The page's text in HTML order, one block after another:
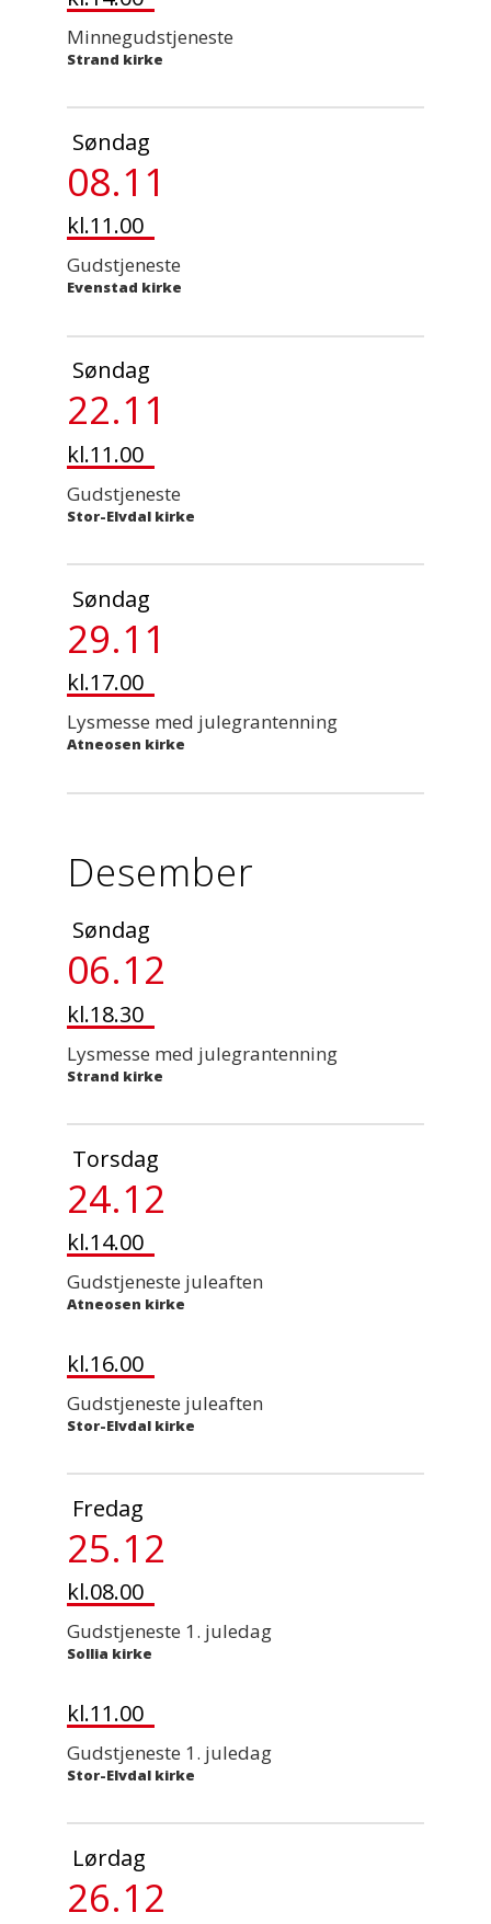
Minnegudstjeneste
Strand kirke
Søndag
08.11
kl.11.00
Gudstjeneste
Evenstad kirke
Søndag
22.11
kl.11.00
Gudstjeneste
Stor-Elvdal kirke
Søndag
29.11
kl.17.00
Lysmesse med julegrantenning
Atneosen kirke
Desember
Søndag
06.12
kl.18.30
Lysmesse med julegrantenning
Strand kirke
Torsdag
24.12
kl.14.00
Gudstjeneste juleaften
Atneosen kirke
kl.16.00
Gudstjeneste juleaften
Stor-Elvdal kirke
Fredag
25.12
kl.08.00
Gudstjeneste 1. juledag
Sollia kirke
kl.11.00
Gudstjeneste 1. juledag
Stor-Elvdal kirke
Lørdag
26.12